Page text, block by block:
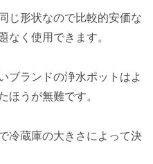
じ形状なので比較的安価な
なく使用できます。
ブランドの浄水ポットはよ
ほうが無難です。
冷蔵庫の大きさによって決